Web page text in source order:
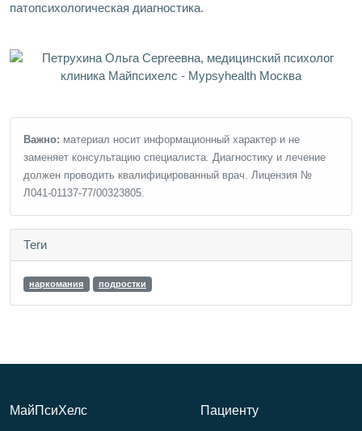
патопсихологическая диагностика.
Важно: материал носит информационный характер и не
заменяет консультацию специалиста. Диагностику и лечение
должен проводить квалифицированный врач. Лицензия №
Л041-01137-77/00323805.
Теги
наркомания подростки
МайПсиХелс Пациенту